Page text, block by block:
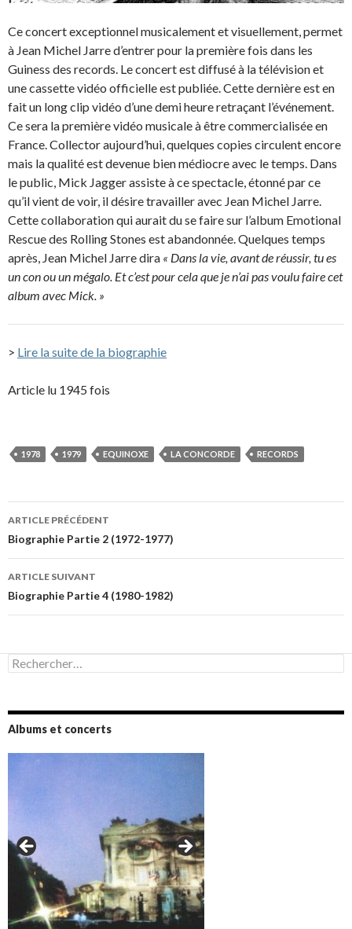
Ce concert exceptionnel musicalement et visuellement, permet
à Jean Michel Jarre d’entrer pour la première fois dans les
Guiness des records. Le concert est diffusé à la télévision et
une cassette vidéo officielle est publiée. Cette dernière est en
fait un long clip vidéo d’une demi heure retraçant l’événement.
Ce sera la première vidéo musicale à être commercialisée en
France. Collector aujourd’hui, quelques copies circulent encore
mais la qualité est devenue bien médiocre avec le temps. Dans
le public, Mick Jagger assiste à ce spectacle, étonné par ce
qu’il vient de voir, il désire travailler avec Jean Michel Jarre.
Cette collaboration qui aurait du se faire sur l’album Emotional
Rescue des Rolling Stones est abandonnée. Quelques temps
après, Jean Michel Jarre dira « Dans la vie, avant de réussir, tu es
un con ou un mégalo. Et c’est pour cela que je n’ai pas voulu faire cet
album avec Mick. »
> Lire la suite de la biographie
Article lu 1945 fois
1978 1979 EQUINOXE LA CONCORDE RECORDS
Navigation
des
articles
ARTICLE PRÉCÉDENT
Biographie Partie 2 (1972-1977)
ARTICLE SUIVANT
Biographie Partie 4 (1980-1982)
Rechercher :
Albums et concerts